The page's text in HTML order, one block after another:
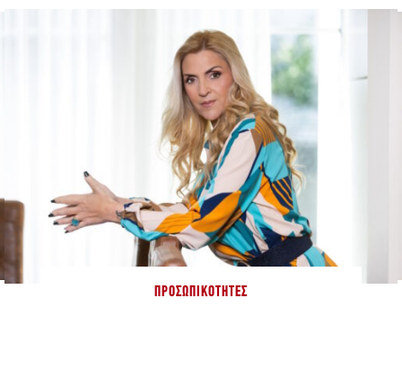
ΠΡΟΣΩΠΙΚΌΤΗΤΕΣ